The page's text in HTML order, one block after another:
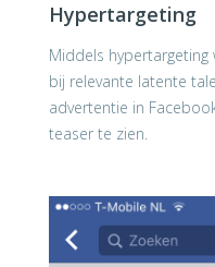
Hypertargeting
Middels
bij relevante latente
advertentie in
teaser te zien.